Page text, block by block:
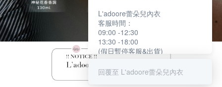
L'adoore蕾朵兒內衣
客服時間：
09:00 -12:30
13:30 -18:00
(假日暫停客服&出貨)
回覆至 L'adoore蕾朵兒內衣